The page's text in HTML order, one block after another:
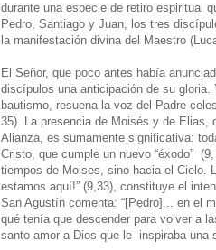
durante una especie de retiro espiritual
Pedro, Santiago y Juan, los tres
la manifestación divina del Maestro
El Señor, que poco antes había
discípulos una anticipación de su gloria.
bautismo, resuena la voz del Padre
35). La presencia de Moisés y de Elias,
Alianza, es sumamente significativa:
Cristo, que cumple un nuevo “éxodo”
tiempos de Moises, sino hacia el Cielo.
estamos aquí!” (9,33), constituye el
San Agustín comenta: “[Pedro]... en el
qué tenía que descender para volver a
santo amor a Dios que le inspiraba una